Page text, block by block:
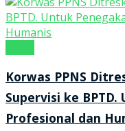
Korwas PPNS
Supervisi ke
Profesional dan